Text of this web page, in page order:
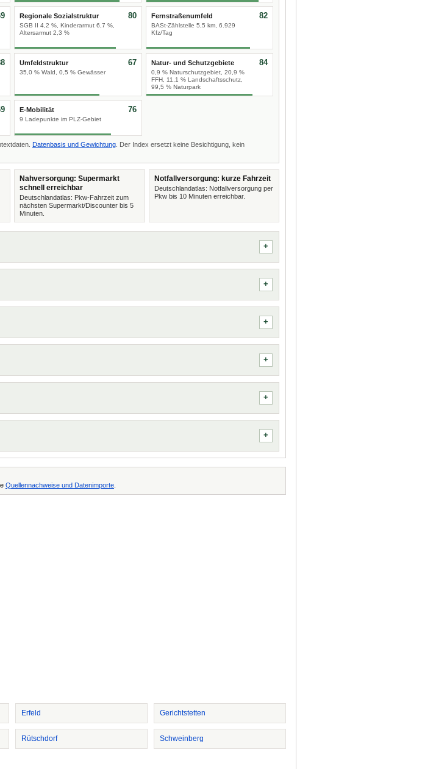
Regionale Sozialstruktur
SGB II 4,2 %, Kinderarmut 6,7 %,
Altersarmut 2,3 %
80 Fernstraßenumfeld
BASt-Zählstelle 5,5 km, 6.929
Kfz/Tag
82
Umfeldstruktur
35,0 % Wald, 0,5 % Gewässer
67 Natur- und Schutzgebiete
0,9 % Naturschutzgebiet, 20,9 %
FFH, 11,1 % Landschaftsschutz,
99,5 % Naturpark
84
E-Mobilität
9 Ladepunkte im PLZ-Gebiet
76
Datenbasis und Gewichtung . Der Index ersetzt keine Besichtigung, kein
Nahversorgung: Supermarkt
schnell erreichbar
Deutschlandatlas: Pkw-Fahrzeit zum
nächsten Supermarkt/Discounter bis 5
Minuten.
Notfallversorgung: kurze Fahrzeit
Deutschlandatlas: Notfallversorgung per
Pkw bis 10 Minuten erreichbar.
Quellennachweise und Datenimporte
Erfeld Gerichtstetten
Rütschdorf Schweinberg